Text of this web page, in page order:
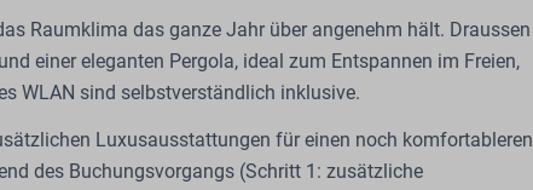
Raumklima das ganze Jahr über angenehm hält. Draussen
einer eleganten Pergola, ideal zum Entspannen im Freien,
WLAN sind selbstverständlich inklusive.
Luxusausstattungen für einen noch komfortableren
des Buchungsvorgangs (Schritt 1: zusätzliche